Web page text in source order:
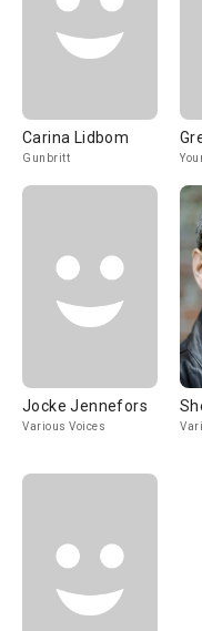
Carina Lidbom
Gunbritt
Jocke Jennefors
Various Voices